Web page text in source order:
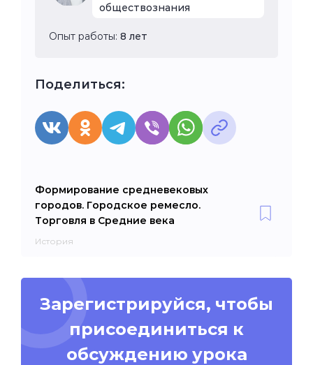
обществознания
Опыт работы: 8 лет
Поделиться:
Формирование средневековых
городов. Городское ремесло.
Торговля в Средние века
История
Зарегистрируйся, чтобы
присоединиться к
обсуждению урока